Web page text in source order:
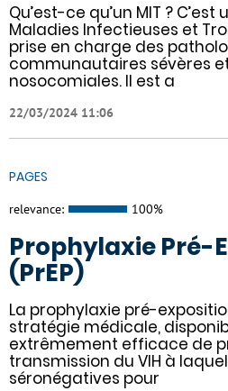
Qu’est-ce qu’un MIT ?
Maladies Infectieuses et
prise en charge des
communautaires sévères
nosocomiales. Il est a
22/03/2024 11:06
PAGES
relevance: 100%
Prophylaxie Pré-
(PrEP)
La prophylaxie pré-
stratégie médicale,
extrêmement efficace de
transmission du VIH à
séronégatives pour